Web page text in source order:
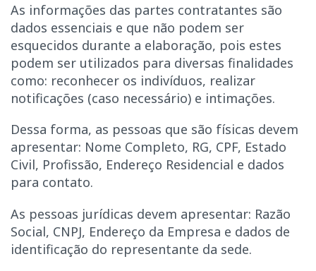
As informações das partes contratantes são
dados essenciais e que não podem ser
esquecidos durante a elaboração, pois estes
podem ser utilizados para diversas finalidades
como: reconhecer os indivíduos, realizar
notificações (caso necessário) e intimações.
Dessa forma, as pessoas que são físicas devem
apresentar: Nome Completo, RG, CPF, Estado
Civil, Profissão, Endereço Residencial e dados
para contato.
As pessoas jurídicas devem apresentar: Razão
Social, CNPJ, Endereço da Empresa e dados de
identificação do representante da sede.